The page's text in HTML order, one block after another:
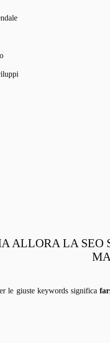
ALLORA LA SEO
le giuste keywords significa